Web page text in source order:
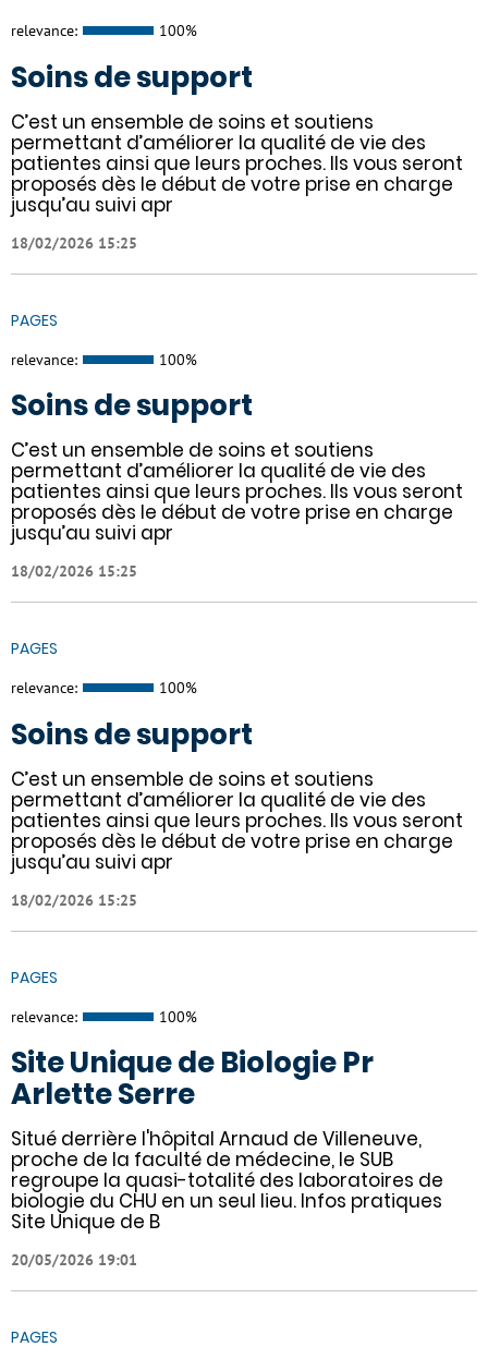
relevance: 100%
Soins de support
C’est un ensemble de soins et soutiens
permettant d’améliorer la qualité de vie des
patientes ainsi que leurs proches. Ils vous seront
proposés dès le début de votre prise en charge
jusqu’au suivi apr
18/02/2026 15:25
PAGES
relevance: 100%
Soins de support
C’est un ensemble de soins et soutiens
permettant d’améliorer la qualité de vie des
patientes ainsi que leurs proches. Ils vous seront
proposés dès le début de votre prise en charge
jusqu’au suivi apr
18/02/2026 15:25
PAGES
relevance: 100%
Soins de support
C’est un ensemble de soins et soutiens
permettant d’améliorer la qualité de vie des
patientes ainsi que leurs proches. Ils vous seront
proposés dès le début de votre prise en charge
jusqu’au suivi apr
18/02/2026 15:25
PAGES
relevance: 100%
Site Unique de Biologie Pr
Arlette Serre
Situé derrière l'hôpital Arnaud de Villeneuve,
proche de la faculté de médecine, le SUB
regroupe la quasi-totalité des laboratoires de
biologie du CHU en un seul lieu. Infos pratiques
Site Unique de B
20/05/2026 19:01
PAGES